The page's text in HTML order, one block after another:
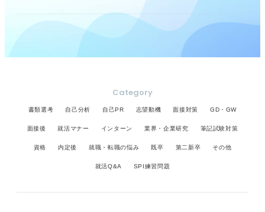
Category
書類選考 自己分析 自己PR 志望動機 面接対策 GD・GW
面接後 就活マナー インターン 業界・企業研究 筆記試験対策
資格 内定後 就職・転職の悩み 既卒 第二新卒 その他
就活Q&A SPI練習問題